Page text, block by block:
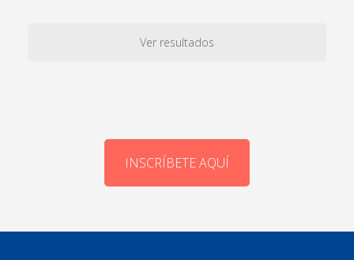
Ver resultados
INSCRÍBETE AQUÍ